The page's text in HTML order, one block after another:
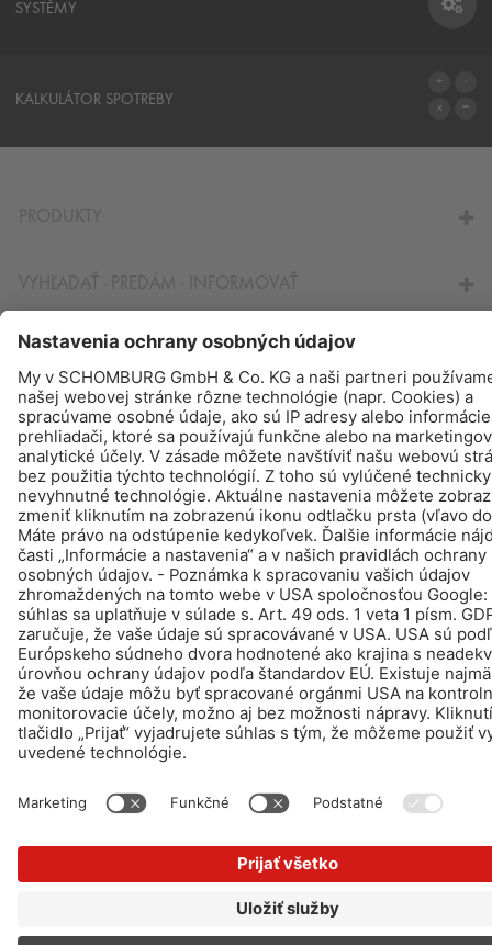
SYSTÉMY
KALKULÁTOR SPOTREBY
VYHĽADAŤ - PREDÁM - INFORMOVAŤ
© Schomburg. Tiráž|Informácie o ochrane osobných údajov pre návštevníkov webovej
stránky
Design & realizácia +| LOUIS INTERNET